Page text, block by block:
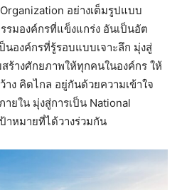
อย่างเต็มรูปแบบ
มองค์กรที่แข็งแกร่ง อันเป็นอัต
นองค์กรที่รู้รอบแบบเจาะลึก มุ่งสู่
ร้างศักยภาพให้ทุกคนในองค์กร ให้
ง คิดไกล อยู่กันด้วยความเข้าใจ
ายใน มุ่งสู่การเป็น National
าหมายที่ได้วางร่วมกัน